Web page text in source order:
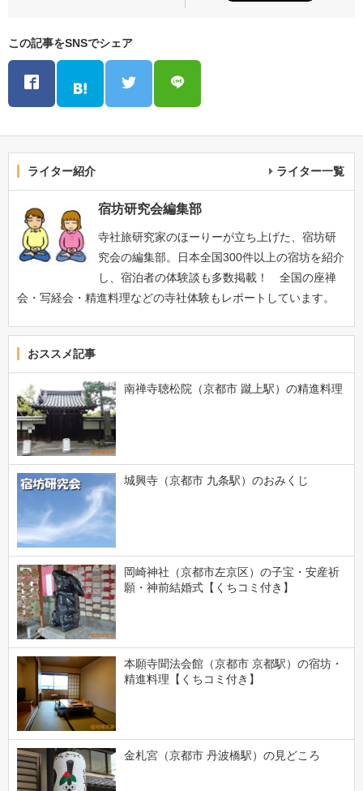
この記事をSNSでシェア
ライター紹介 ライター一覧
宿坊研究会編集部
寺社旅研究家のほーりーが立ち上げた、宿坊研
究会の編集部。日本全国300件以上の宿坊を紹介
し、宿泊者の体験談も多数掲載！ 全国の座禅
会・写経会・精進料理などの寺社体験もレポートしています。
おススメ記事
南禅寺聴松院（京都市 蹴上駅）の精進料理
城興寺（京都市 九条駅）のおみくじ
岡崎神社（京都市左京区）の子宝・安産祈
願・神前結婚式【くちコミ付き】
本願寺聞法会館（京都市 京都駅）の宿坊・
精進料理【くちコミ付き】
金札宮（京都市 丹波橋駅）の見どころ